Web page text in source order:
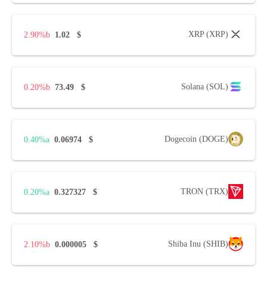
XRP (XRP)
$
1.02
2.90%
Solana (SOL)
$
73.49
0.20%
Dogecoin (DOGE)
$
0.06974
0.40%
TRON (TRX)
$
0.327327
0.20%
Shiba Inu (SHIB)
$
0.000005
2.10%